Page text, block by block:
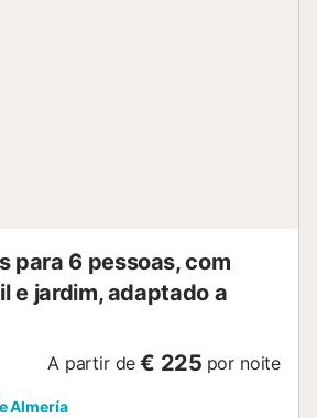
para 6 pessoas, com
e jardim, adaptado a
A partir de € 225 por noite
Almería